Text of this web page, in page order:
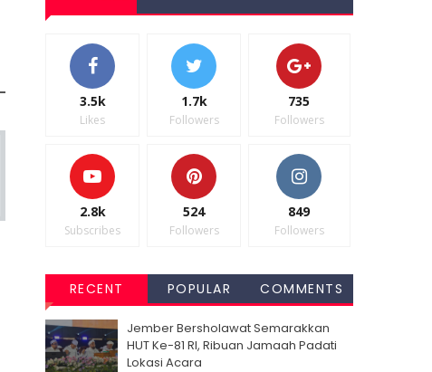
3.5k
Likes
1.7k
Followers
735
Followers
2.8k
Subscribes
524
Followers
849
Followers
RECENT POPULAR COMMENTS
Jember Bersholawat Semarakkan
HUT Ke-81 RI, Ribuan Jamaah Padati
Lokasi Acara